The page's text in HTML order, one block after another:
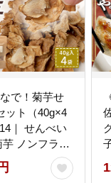
で！菊芋せ
ット（40g×4
｜ せんべい
ノンフライ
ル きくいも 焙
み グルメ お取